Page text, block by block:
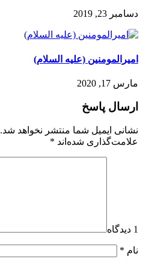
دسامبر 23, 2019
امیرالمومنین (عليه السلام)
مارس 17, 2020
ارسال پاسخ
نشانی ایمیل شما منتشر نخواهد شد.
علامت‌گذاری شده‌اند *
1 دیدگاه
نام *